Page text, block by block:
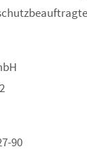
90